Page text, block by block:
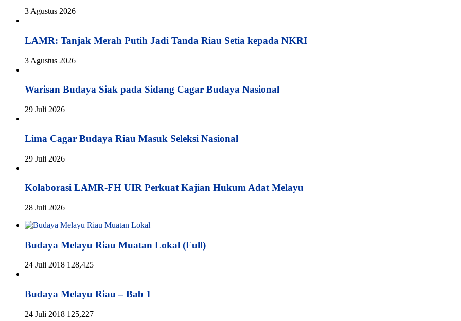
3 Agustus 2026
LAMR: Tanjak Merah Putih Jadi Tanda Riau Setia kepada NKRI
3 Agustus 2026
Warisan Budaya Siak pada Sidang Cagar Budaya Nasional
29 Juli 2026
Lima Cagar Budaya Riau Masuk Seleksi Nasional
29 Juli 2026
Kolaborasi LAMR-FH UIR Perkuat Kajian Hukum Adat Melayu
28 Juli 2026
Budaya Melayu Riau Muatan Lokal (Full)
24 Juli 2018 128,425
Budaya Melayu Riau – Bab 1
24 Juli 2018 125,227